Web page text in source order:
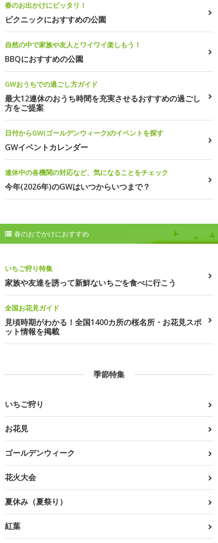
春のお出かけにピッタリ！
ピクニックにおすすめの公園
自然の中で家族や友人とワイワイ楽しもう！
BBQにおすすめの公園
GWおうちでの過ごし方ガイド
最大12連休のおうち時間を充実させるおすすめの過ごし
方をご提案
日付からGW(ゴールデンウィーク)のイベントを探す
GWイベントカレンダー
連休中の各機関の対応など、気になることをチェック
今年(2026年)のGWはいつからいつまで？
春のおでかけにおすすめ
いちご狩り特集
家族や友達を誘って新鮮ないちごを食べに行こう
全国お花見ガイド
見頃時期がわかる！全国1400カ所の桜名所・お花見スポ
ット情報を掲載
季節特集
いちご狩り
お花見
ゴールデンウィーク
花火大会
夏休み（夏祭り）
紅葉